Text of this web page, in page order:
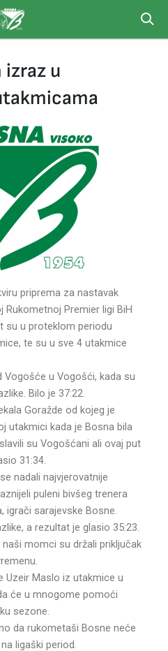
izraz u
priprema za nastavak
Premier ligi BiH
su u proteklom periodu
te su u sve 4 utakmice
Vogošće u Vogošći, kada su
Bilo je 37:22.
Goražde od kojeg je
utakmici kada je Bosna bila
su Vogošćani ali ovaj put
31:34.
nadali najvjerovatnije
puleni bivšeg trenera
igrači sarajevske Bosne.
a rezultat je glasio 35:23.
momci su držali priključak
Uzeir Maslo iz utakmice u
će u mnogome pomoći
sezone.
da rukometaši Bosne neće
ligaški period.